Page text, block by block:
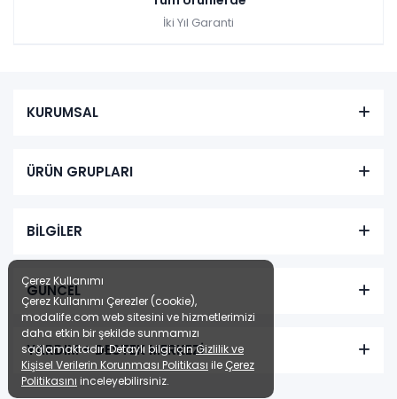
İki Yıl Garanti
KURUMSAL
ÜRÜN GRUPLARI
BİLGİLER
GÜNCEL
YARDIM + DESTEK MERKEZİ
Çerez Kullanımı
Çerez Kullanımı Çerezler (cookie),
modalife.com web sitesini ve hizmetlerimizi
daha etkin bir şekilde sunmamızı
sağlamaktadır. Detaylı bilgi içinGizlilik ve
Kişisel Verilerin Korunması Politikası ile Çerez
Politikasını inceleyebilirsiniz.